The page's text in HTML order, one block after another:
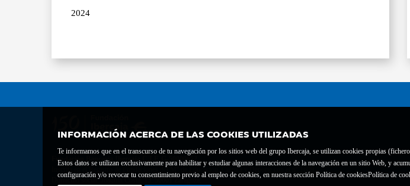
INFORMACIÓN ACERCA DE LAS COOKIES UTILIZADAS
Te informamos que en el transcurso de tu navegación por los sitios web del grupo Ibercaja, se utilizan cookies propias
Estos datos se utilizan exclusivamente para habilitar y estudiar algunas interacciones de la navegación en un sitio Web, y
configuración y/o revocar tu consentimiento previo al empleo de cookies, en nuestra sección Política de cookiesPolítica de
2024
Fundación Bancaria Ibercaja C.I.F. G-50000652.
Inscrita en el Registro de Fundaciones del Mº de Educación, Cultura y Deporte con el nº 1689.
Domicilio social: Joaquín Costa, 13. 50001 Zaragoza.